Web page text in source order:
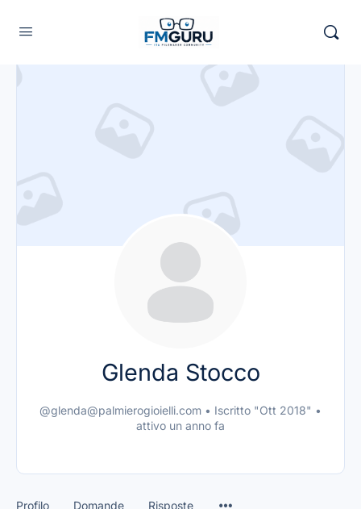
Glenda Stocco
@glenda@palmierogioielli.com • Iscritto "Ott 2018" •
attivo un anno fa
Profilo Domande Risposte